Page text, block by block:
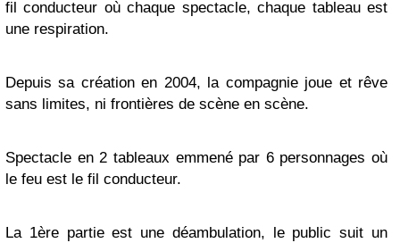
fil conducteur où chaque spectacle, chaque tableau est
une respiration.
Depuis sa création en 2004, la compagnie joue et rêve
sans limites, ni frontières de scène en scène.
Spectacle en 2 tableaux emmené par 6 personnages où
le feu est le fil conducteur.
La 1ère partie est une déambulation, le public suit un